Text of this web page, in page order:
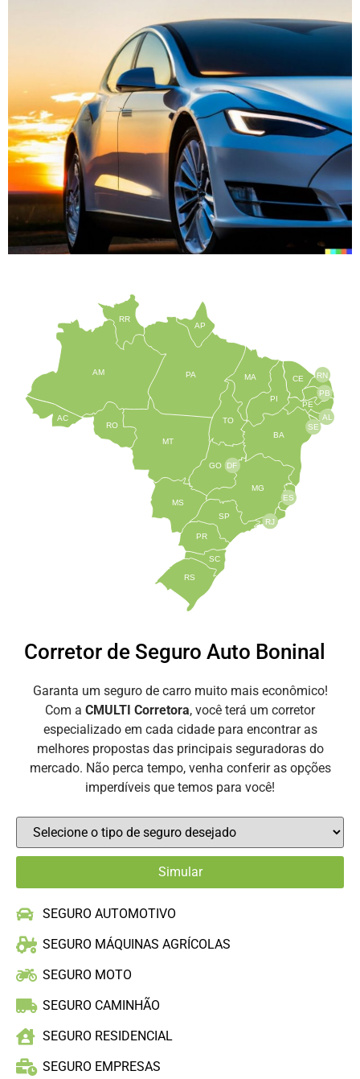
TO
BA
SE
PE
AL
RN
CE
PI
MA
AP
PA
RR
AM
AC
RO
MT
MS
GO
PR
SC
RS
SP
MG
RJ
ES
DF
PB
Corretor de Seguro Auto Boninal
Garanta um seguro de carro muito mais econômico!
Com a CMULTI Corretora, você terá um corretor
especializado em cada cidade para encontrar as
melhores propostas das principais seguradoras do
mercado. Não perca tempo, venha conferir as opções
imperdíveis que temos para você!
SEGURO AUTOMOTIVO
SEGURO MÁQUINAS AGRÍCOLAS
SEGURO MOTO
SEGURO CAMINHÃO
SEGURO RESIDENCIAL
SEGURO EMPRESAS